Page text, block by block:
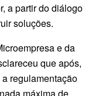
a partir do diálogo
soluções.
e da
que após,
regulamentação
máxima de